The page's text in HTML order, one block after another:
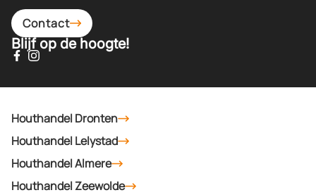
Contact
Blijf op de hoogte!
Houthandel Dronten
Houthandel Lelystad
Houthandel Almere
Houthandel Zeewolde